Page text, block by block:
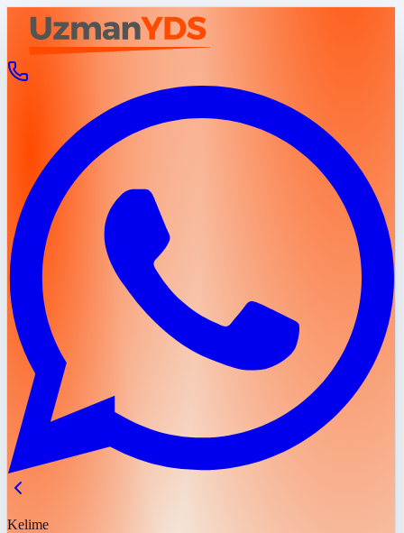
Kelime